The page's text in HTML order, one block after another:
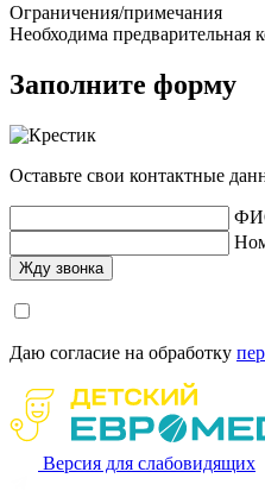
Ограничения/примечания
Необходима предварительная
Заполните форму
Оставьте свои контактные
Даю согласие на обработку
Версия для слабовидящих